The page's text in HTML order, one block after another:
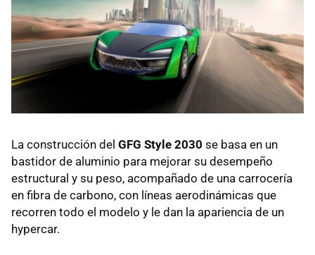
La construcción del GFG Style 2030 se basa en un
bastidor de aluminio para mejorar su desempeño
estructural y su peso, acompañado de una carrocería
en fibra de carbono, con líneas aerodinámicas que
recorren todo el modelo y le dan la apariencia de un
hypercar.